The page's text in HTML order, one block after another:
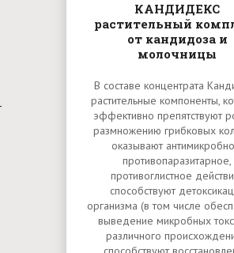
КАНДИДЕКС
растительный
от кандидоза и
молочницы
В составе концентрата
растительные компоненты,
эффективно препятствуют
размножению грибковых
оказывают
противопаразитарное,
противоглистное
способствуют
организма (в том числе
выведение микробных
различного